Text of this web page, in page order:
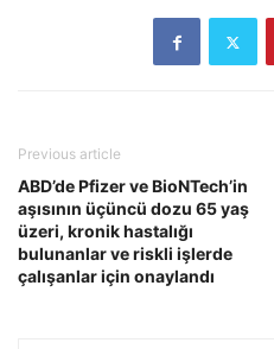
Previous article
ABD’de Pfizer ve BioNTech’in
aşısının üçüncü dozu 65 yaş
üzeri, kronik hastalığı
bulunanlar ve riskli işlerde
çalışanlar için onaylandı